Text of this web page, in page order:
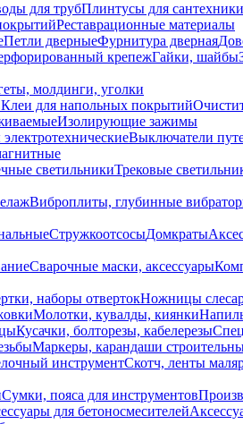
для трубПлинтусы для сантехники
Реставрационные материалы
Петли дверныеФурнитура дверная
крепежГайки, шайбы
молдинги, уголки
Клеи для напольных покрытий
Изолирующие зажимы
Выключатели
светильникиТрековые
Виброплиты, глубинные
СтружкоотсосыДомкраты
Сварочные маски, аксессуары
наборы отвертокНожницы
Молотки, кувалды, киянки
Кусачки, болторезы, кабелерезы
Маркеры, карандаши
инструментСкотч, ленты
Сумки, пояса для инструментов
для бетоносмесителей